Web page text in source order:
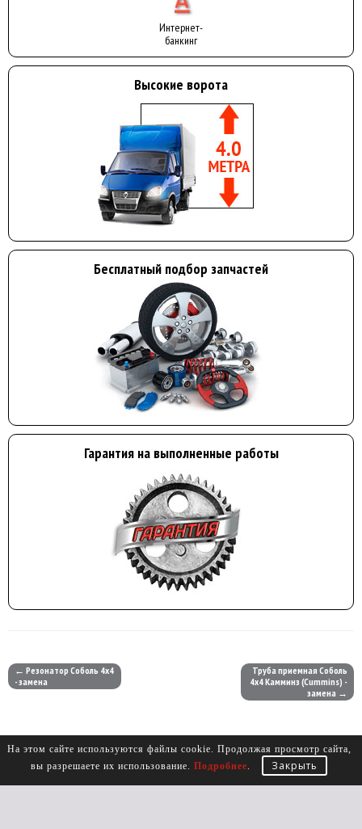
Интернет-
банкинг
Высокие ворота
Бесплатный подбор запчастей
Гарантия на выполненные работы
← Резонатор Соболь 4х4
- замена
Труба приемная Соболь
4х4 Камминз (Cummins) -
замена →
На этом сайте используются файлы cookie. Продолжая просмотр сайта,
вы разрешаете их использование. Подробнее. Закрыть